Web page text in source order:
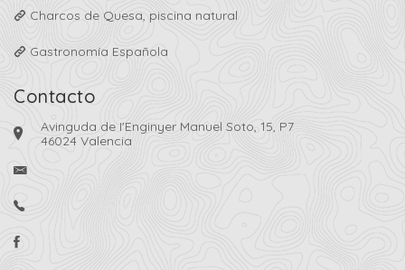
Charcos de Quesa, piscina natural
Gastronomía Española
Contacto
Avinguda de I'Enginyer Manuel Soto, 15, P7
46024 Valencia